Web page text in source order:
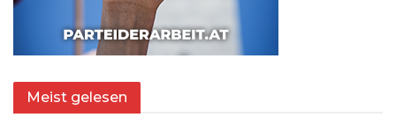
Meist gelesen